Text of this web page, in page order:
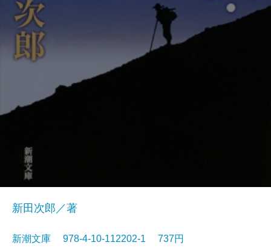
新田次郎／著
新潮文庫 978-4-10-112202-1 737円